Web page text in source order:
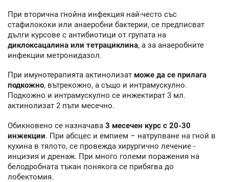
При вторична гнойна инфекция най-често със
стафилококи или анаеробни бактерии, се предписват
дълги курсове с антибиотици от групата на
диклоксацалина или тетрациклина, а за анаеробните
инфекции метронидазол.
При имунотерапията актинолизат може да се прилага
подкожно, вътрекожно, а също и интрамускулно.
Подкожно и интрамускулно се инжектират 3 мл.
актинолизат 2 пъти месечно.
Обикновено се назначава 3 месечен курс с 20-30
инжекции. При абсцес и емпием – натрупване на гной в
кухина в тялото, се провежда хирургично лечение -
инцизия и дренаж. При много големи поражения на
белодробната тъкан понякога се прибягва до
лобектомия.